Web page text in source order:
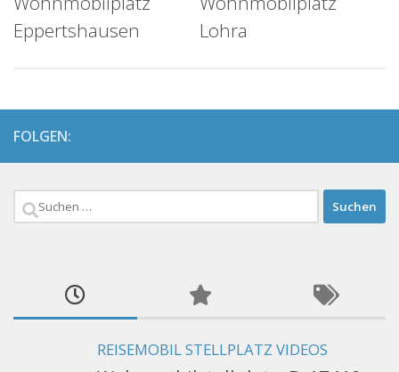
Eppertshausen
Lohra
FOLGEN:
Suchen
REISEMOBIL STELLPLATZ VIDEOS